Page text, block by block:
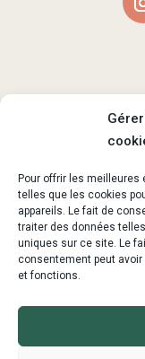
Pour offrir les
telles que les cookies
appareils. Le fait de
traiter des données
uniques sur ce site. Le
consentement peut
et fonctions.
La
vie